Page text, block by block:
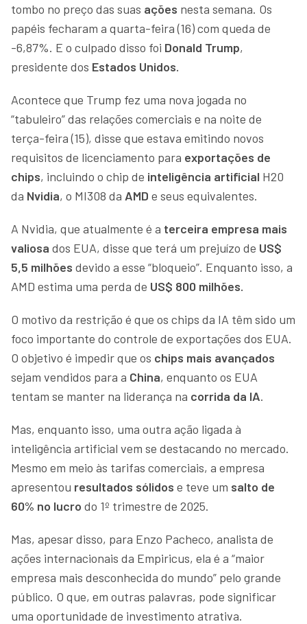
tombo no preço das suas ações nesta semana. Os
papéis fecharam a quarta-feira (16) com queda de
-6,87%. E o culpado disso foi Donald Trump,
presidente dos Estados Unidos.
Acontece que Trump fez uma nova jogada no
“tabuleiro” das relações comerciais e na noite de
terça-feira (15), disse que estava emitindo novos
requisitos de licenciamento para exportações de
chips, incluindo o chip de inteligência artificial H20
da Nvidia, o MI308 da AMD e seus equivalentes.
A Nvidia, que atualmente é a terceira empresa mais
valiosa dos EUA, disse que terá um prejuízo de US$
5,5 milhões devido a esse “bloqueio”. Enquanto isso, a
AMD estima uma perda de US$ 800 milhões.
O motivo da restrição é que os chips da IA têm sido um
foco importante do controle de exportações dos EUA.
O objetivo é impedir que os chips mais avançados
sejam vendidos para a China, enquanto os EUA
tentam se manter na liderança na corrida da IA.
Mas, enquanto isso, uma outra ação ligada à
inteligência artificial vem se destacando no mercado.
Mesmo em meio às tarifas comerciais, a empresa
apresentou resultados sólidos e teve um salto de
60% no lucro do 1º trimestre de 2025.
Mas, apesar disso, para Enzo Pacheco, analista de
ações internacionais da Empiricus, ela é a “maior
empresa mais desconhecida do mundo” pelo grande
público. O que, em outras palavras, pode significar
uma oportunidade de investimento atrativa.